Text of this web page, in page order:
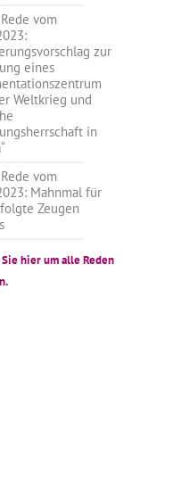
vom
zur
eines
Weltkrieg und
in
vom
Mahnmal für
Zeugen
hier um alle Reden